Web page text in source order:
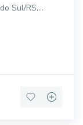
Sul/RS,